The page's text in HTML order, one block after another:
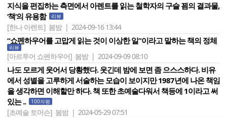
지식을 편집하는 측면에서 아렌트를 읽는 철학자의 구슬 꾐의 결과물,
‘책‘의 유용함
리뷰
[한나 아렌트] 봄밤 | 2024-09-16 13:44
“쇼펜하우어를 고맙게 읽는 것이 이상한 일”이라고 말하는 책의 정체
리뷰
[아르투어 쇼펜하우어] 봄밤 | 2024-09-09 08:10
나도 모르게 웃어서 당황했다. 웃긴데 밤에 보면 좀 으스스하다. 비유
에서 성별을 고루하게 서술하는 모습이 보이지만 1987년에 나온 책임
을 생각하면 이해할만 하다. 책 또한 초예술다워서 책등에 1이라고 써
있는 ..
100자평
[초예술 토머슨] 봄밤 | 2024-05-29 07:51